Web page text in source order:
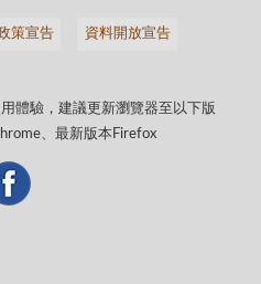
策宣告 資料開放宣告
體驗，建議更新瀏覽器至以下版
、最新版本Firefox